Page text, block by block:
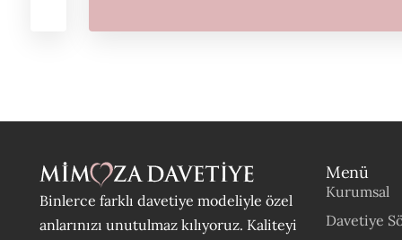
Binlerce farklı davetiye modeliyle özel
anlarınızı unutulmaz kılıyoruz. Kaliteyi
Menü
Kurumsal
Davetiye